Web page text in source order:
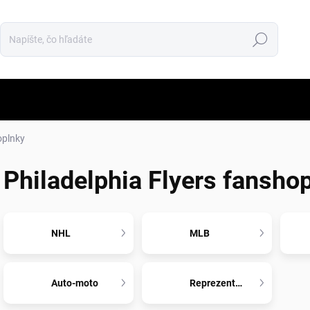
Hľadať
Philadelphia Flyers
NHL MLB
Auto-moto Reprezentácia